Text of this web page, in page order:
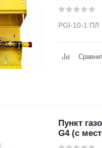
PGI-10-1 ПЛ
Пункт
G4 (с